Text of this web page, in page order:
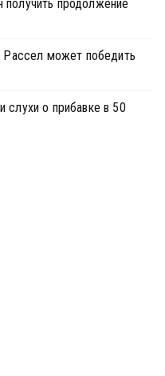
продолжение
Рассел может победить
слухи о прибавке в 50